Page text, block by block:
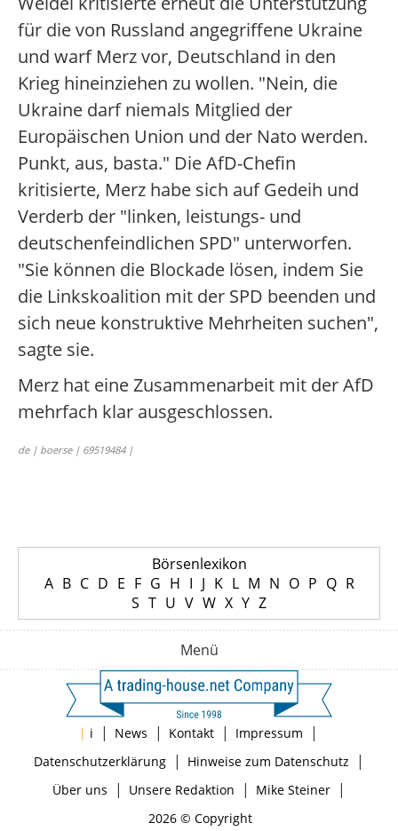
für die von Russland angegriffene Ukraine
und warf Merz vor, Deutschland in den
Krieg hineinziehen zu wollen. "Nein, die
Ukraine darf niemals Mitglied der
Europäischen Union und der Nato werden.
Punkt, aus, basta." Die AfD-Chefin
kritisierte, Merz habe sich auf Gedeih und
Verderb der "linken, leistungs- und
deutschenfeindlichen SPD" unterworfen.
"Sie können die Blockade lösen, indem Sie
die Linkskoalition mit der SPD beenden und
sich neue konstruktive Mehrheiten suchen",
sagte sie.
Merz hat eine Zusammenarbeit mit der AfD
mehrfach klar ausgeschlossen.
de | boerse | 69519484 |
Börsenlexikon
A B C D E F G H I J K L M N O P Q R
S T U V W X Y Z
Menü
| i | News | Kontakt | Impressum |
Datenschutzerklärung| Hinweise zum Datenschutz |
Über uns | Unsere Redaktion | Mike Steiner|
2026 © Copyright